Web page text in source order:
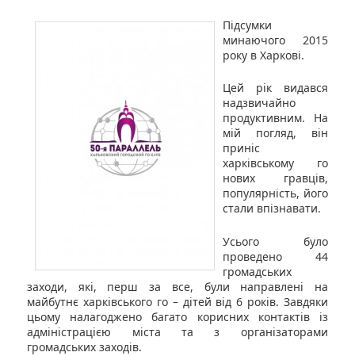
Підсумки
минаючого 2015
року в Харкові.
Цей рік видався
надзвичайно
продуктивним. На
мій погляд, він
приніс
харківському го
нових гравців,
популярність, його
стали впізнавати.
Усього було
проведено 44
громадських
заходи, які, перш за все, були направлені на
майбутнє харківського го – дітей від 6 років. Завдяки
цьому налагоджено багато корисних контактів із
адміністрацією міста та з організаторами
громадських заходів.